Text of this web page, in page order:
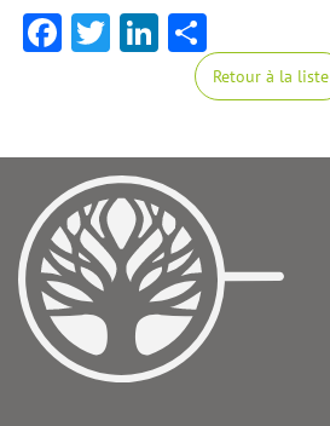
Facebook
TwitterLinkedIn
Retour à la liste